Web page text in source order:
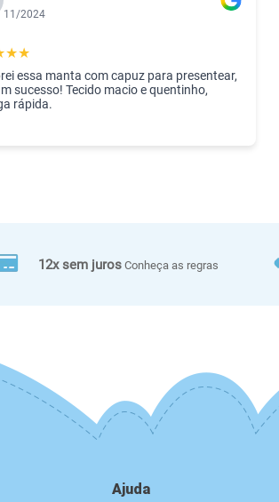
11/2024
★★
essa manta com capuz para presentear,
sucesso! Tecido macio e quentinho,
rápida.
12x sem juros Conheça as regras
Ajuda